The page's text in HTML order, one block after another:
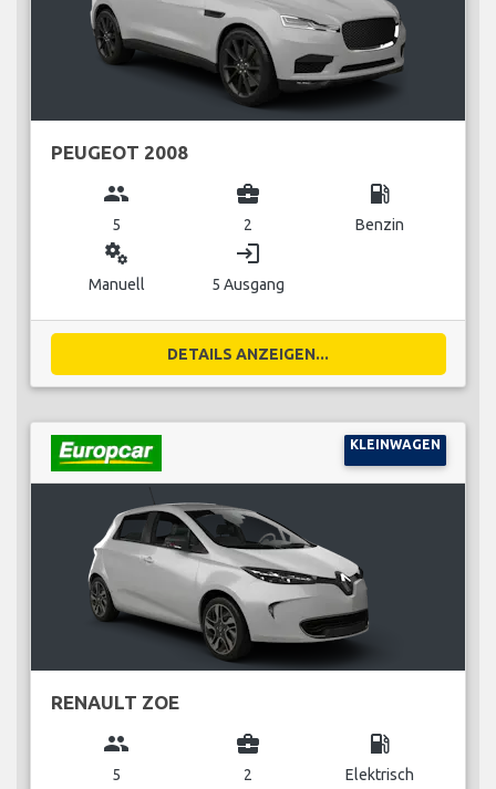
PEUGEOT 2008
group
5
business_center
2
local_gas_station
Benzin
miscellaneous_services
Manuell
login
5 Ausgang
DETAILS ANZEIGEN...
KLEINWAGEN
RENAULT ZOE
group
5
business_center
2
local_gas_station
Elektrisch